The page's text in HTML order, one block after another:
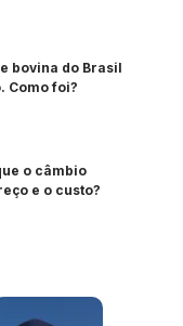
bovina do Brasil
Como foi?
o câmbio
e o custo?